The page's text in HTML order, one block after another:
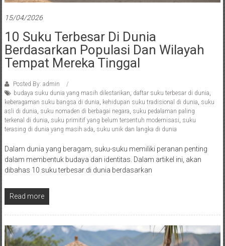
15/04/2026
10 Suku Terbesar Di Dunia
Berdasarkan Populasi Dan Wilayah
Tempat Mereka Tinggal
Posted By: admin
budaya suku dunia yang masih dilestarikan, daftar suku terbesar di dunia,
keberagaman suku bangsa di dunia, kehidupan suku tradisional di dunia, suku
asli di dunia, suku nomaden di berbagai negara, suku pedalaman paling
terkenal di dunia, suku primitif yang belum tersentuh modernisasi, suku
terasing di dunia yang masih ada, suku unik dan langka di dunia
Dalam dunia yang beragam, suku-suku memiliki peranan penting
dalam membentuk budaya dan identitas. Dalam artikel ini, akan
dibahas 10 suku terbesar di dunia berdasarkan
Read more